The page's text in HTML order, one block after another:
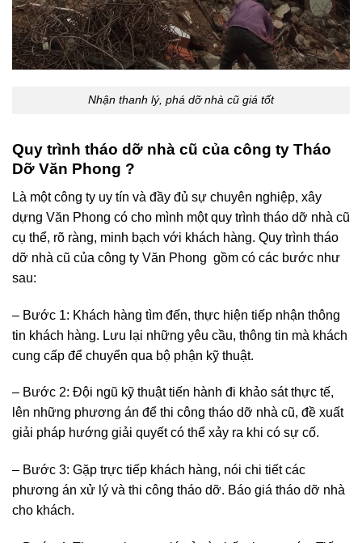
Nhận thanh lý, phá dỡ nhà cũ giá tốt
Quy trình tháo dỡ nhà cũ của công ty Tháo
Dỡ Văn Phong ?
Là một công ty uy tín và đầy đủ sự chuyên nghiệp, xây
dựng Văn Phong có cho mình một quy trình tháo dỡ nhà cũ
cụ thể, rõ ràng, minh bạch với khách hàng. Quy trình tháo
dỡ nhà cũ của công ty Văn Phong gồm có các bước như
sau:
– Bước 1: Khách hàng tìm đến, thực hiện tiếp nhận thông
tin khách hàng. Lưu lại những yêu cầu, thông tin mà khách
cung cấp để chuyển qua bộ phận kỹ thuật.
– Bước 2: Đội ngũ kỹ thuật tiến hành đi khảo sát thực tế,
lên những phương án để thi công tháo dỡ nhà cũ, đề xuất
giải pháp hướng giải quyết có thể xảy ra khi có sự cố.
– Bước 3: Gặp trực tiếp khách hàng, nói chi tiết các
phương án xử lý và thi công tháo dỡ. Báo giá tháo dỡ nhà
cho khách.